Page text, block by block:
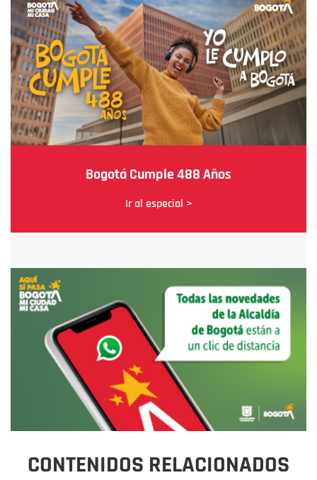
Bogotá Cumple 488 Años
Ir al especial >
CONTENIDOS RELACIONADOS